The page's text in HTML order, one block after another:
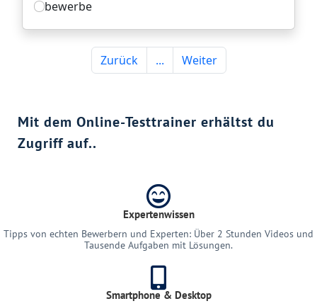
Mit dem Online-Testtrainer erhältst du
Zugriff auf..
Expertenwissen
Tipps von echten Bewerbern und Experten: Über 2 Stunden Videos und
Tausende Aufgaben mit Lösungen.
Smartphone & Desktop